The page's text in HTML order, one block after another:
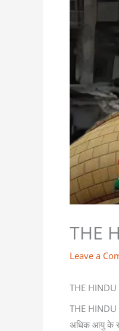
THE
Leave a
THE HINDU
THE HINDU
अधिक आयु के